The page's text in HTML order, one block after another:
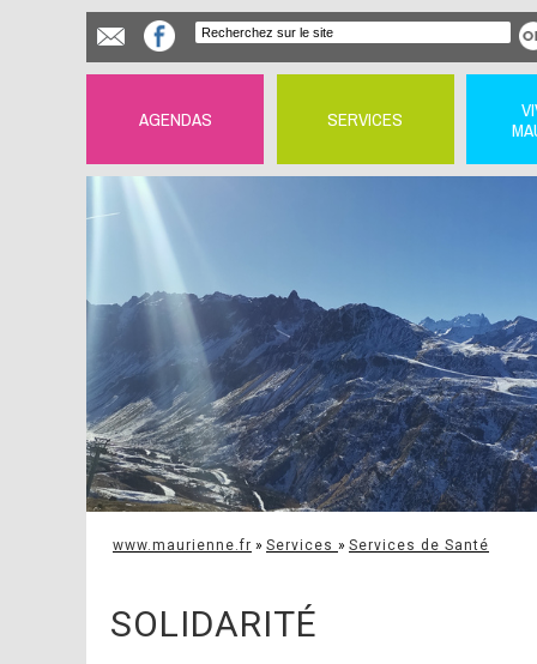
AGENDAS SERVICES
www.maurienne.fr » Services » Services de Santé
SOLIDARITÉ